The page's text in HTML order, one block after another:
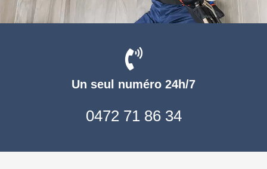
Un seul numéro 24h/7
0472 71 86 34